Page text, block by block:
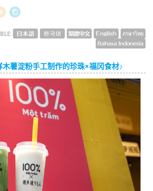
薯淀粉手工制作的珍珠×福冈食材♪